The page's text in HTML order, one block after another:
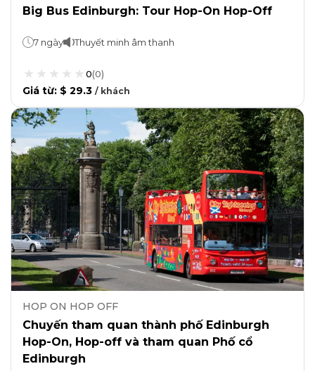
Big Bus Edinburgh: Tour Hop-On Hop-Off
7 ngày Thuyết minh âm thanh
0(0)
Giá từ: $ 29.3 / khách
HOP ON HOP OFF
Chuyến tham quan thành phố Edinburgh
Hop-On, Hop-off và tham quan Phố cổ
Edinburgh